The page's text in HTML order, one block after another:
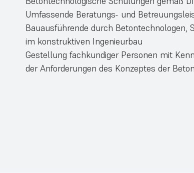
Umfassende Beratungs- und
Bauausführende durch Betontechnologen,
im konstruktiven Ingenieurbau
Gestellung fachkundiger Personen mit
der Anforderungen des Konzeptes der